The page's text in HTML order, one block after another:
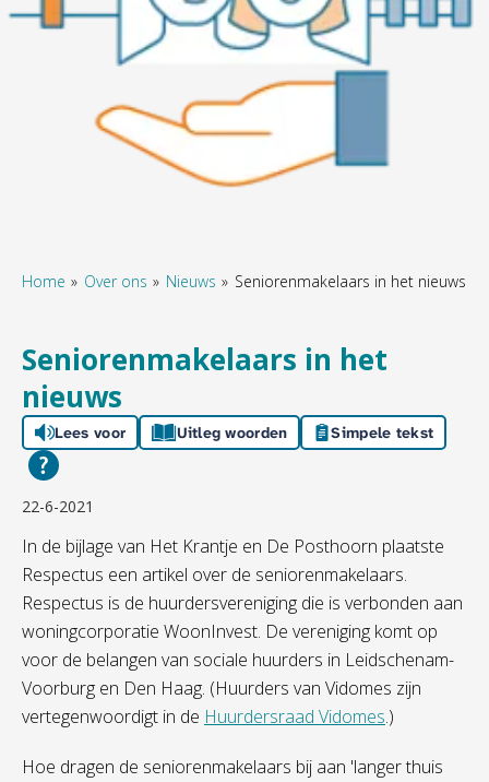
Home Over ons Nieuws Seniorenmakelaars in het nieuws
Seniorenmakelaars in het
nieuws
Lees voor Uitleg woorden Simpele tekst
22-6-2021
In de bijlage van Het Krantje en De Posthoorn plaatste
Respectus een artikel over de seniorenmakelaars.
Respectus is de huurdersvereniging die is verbonden aan
woningcorporatie WoonInvest. De vereniging komt op
voor de belangen van sociale huurders in Leidschenam-
Voorburg en Den Haag. (Huurders van Vidomes zijn
vertegenwoordigt in de Huurdersraad Vidomes.)
Hoe dragen de seniorenmakelaars bij aan 'langer thuis